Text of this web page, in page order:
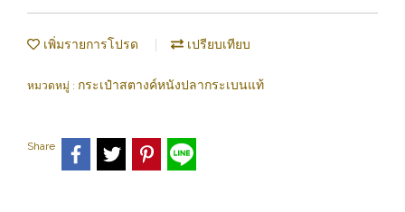
เพิ่มรายการโปรด เปรียบเทียบ
หมวดหมู่ : กระเป๋าสตางค์หนังปลากระเบนแท้
Share